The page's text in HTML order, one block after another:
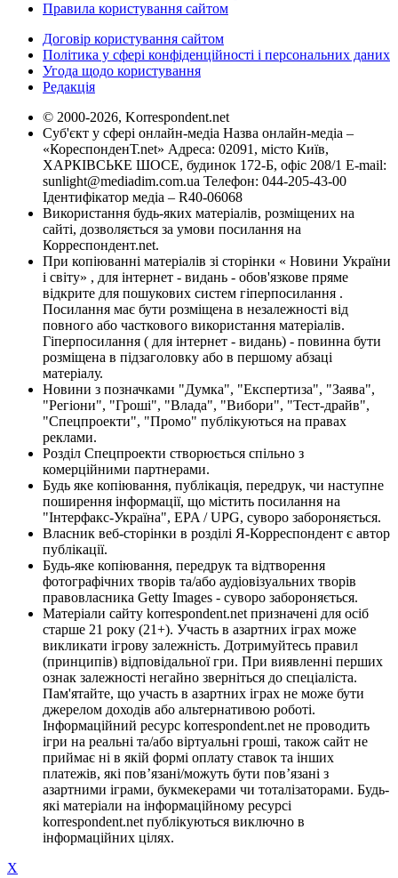
Правила користування сайтом
Договір користування сайтом
Політика у сфері конфіденційності і персональних даних
Угода щодо користування
Редакція
© 2000-2026, Korrespondent.net
Суб'єкт у сфері онлайн-медіа Назва онлайн-медіа –
«КореспонденТ.net» Адреса: 02091, місто Київ,
ХАРКІВСЬКЕ ШОСЕ, будинок 172-Б, офіс 208/1 E-mail:
sunlight@mediadim.com.ua Телефон: 044-205-43-00
Ідентифікатор медіа – R40-06068
Використання будь-яких матеріалів, розміщених на
сайті, дозволяється за умови посилання на
Корреспондент.net.
При копіюванні матеріалів зі сторінки « Новини України
і світу» , для інтернет - видань - обов'язкове пряме
відкрите для пошукових систем гіперпосилання .
Посилання має бути розміщена в незалежності від
повного або часткового використання матеріалів.
Гіперпосилання ( для інтернет - видань) - повинна бути
розміщена в підзаголовку або в першому абзаці
матеріалу.
Новини з позначками "Думка", "Експертиза", "Заява",
"Регіони", "Гроші", "Влада", "Вибори", "Тест-драйв",
"Спецпроекти", "Промо" публікуються на правах
реклами.
Розділ Спецпроекти створюється спільно з
комерційними партнерами.
Будь яке копіювання, публікація, передрук, чи наступне
поширення інформації, що містить посилання на
"Інтерфакс-Україна", EPA / UPG, суворо забороняється.
Власник веб-сторінки в розділі Я-Корреспондент є автор
публікації.
Будь-яке копіювання, передрук та відтворення
фотографічних творів та/або аудіовізуальних творів
правовласника Getty Images - суворо забороняється.
Матеріали сайту korrespondent.net призначені для осіб
старше 21 року (21+). Участь в азартних іграх може
викликати ігрову залежність. Дотримуйтесь правил
(принципів) відповідальної гри. При виявленні перших
ознак залежності негайно зверніться до спеціаліста.
Пам'ятайте, що участь в азартних іграх не може бути
джерелом доходів або альтернативою роботі.
Інформаційний ресурс korrespondent.net не проводить
ігри на реальні та/або віртуальні гроші, також сайт не
приймає ні в якій формі оплату ставок та інших
платежів, які пов’язані/можуть бути пов’язані з
азартними іграми, букмекерами чи тоталізаторами. Будь-
які матеріали на інформаційному ресурсі
korrespondent.net публікуються виключно в
інформаційних цілях.
X